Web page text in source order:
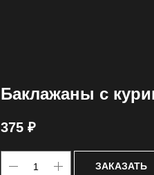
Баклажаны с
375 ₽
ЗАКАЗАТЬ